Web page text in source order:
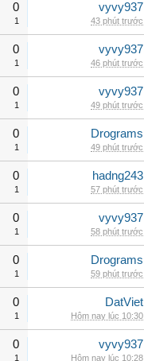
0
1
vyvy937
43 phút trước
0
1
vyvy937
46 phút trước
0
1
vyvy937
49 phút trước
0
1
Drograms
49 phút trước
0
1
hadng243
57 phút trước
0
1
vyvy937
58 phút trước
0
1
Drograms
59 phút trước
0
1
DatViet
Hôm nay lúc 10:30
0
1
vyvy937
Hôm nay lúc 10:28